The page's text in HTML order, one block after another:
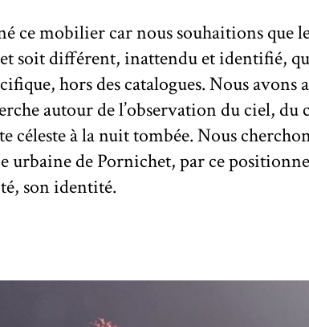
ce mobilier car nous souhaitions que
soit différent, inattendu et identifié,
hors des catalogues. Nous avons
autour de l’observation du ciel, du
céleste à la nuit tombée. Nous
urbaine de Pornichet, par ce
son identité.